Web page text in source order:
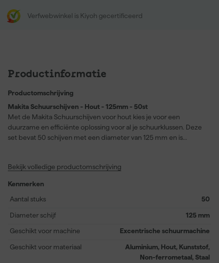
Verfwebwinkel is Kiyoh gecertificeerd
Productinformatie
Productomschrijving
Makita Schuurschijven - Hout - 125mm - 50st
Met de Makita Schuurschijven voor hout kies je voor een
duurzame en efficiënte oplossing voor al je schuurklussen. Deze
set bevat 50 schijven met een diameter van 125 mm en is
breed inzetbaar en eenvoudig te bevestigen op verschillende
modellen zoals BBO180RFJ, BO5030K, DBO180Z en nog veel
meer, wat zorgt voor optimale resultaten zonder gedoe. Of je nu
oppervlakken gladmaakt, deze schuurschijven bieden de juiste
combinatie van stevigheid en flexibiliteit. Hierdoor werk je snel en
handige verpakking van 50 stuks heb je altijd voldoende
materiaal op voorraad voor meerdere klussen.
Bekijk volledige productomschrijving
Kenmerken
Aantal stuks
50
Diameter schijf 125 mm
Geschikt voor machine Excentrische schuurmachine
Geschikt voor materiaal
Aluminium, Hout, Kunststof,
Non-ferrometaal, Staal